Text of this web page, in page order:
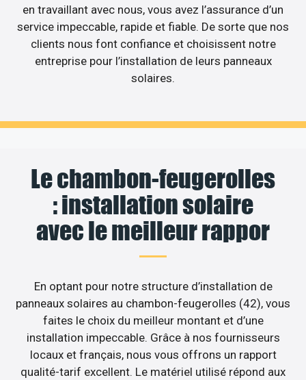
en travaillant avec nous, vous avez l’assurance d’un
service impeccable, rapide et fiable. De sorte que nos
clients nous font confiance et choisissent notre
entreprise pour l’installation de leurs panneaux
solaires.
Le chambon-feugerolles
: installation solaire
avec le meilleur rappor
En optant pour notre structure d’installation de
panneaux solaires au chambon-feugerolles (42), vous
faites le choix du meilleur montant et d’une
installation impeccable. Grâce à nos fournisseurs
locaux et français, nous vous offrons un rapport
qualité-tarif excellent. Le matériel utilisé répond aux